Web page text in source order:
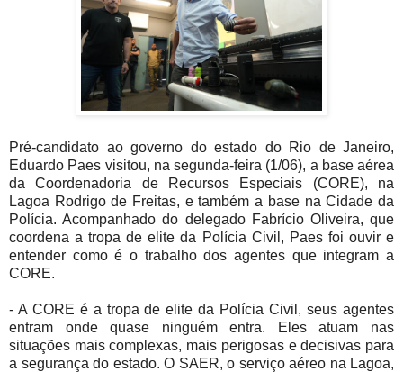
Pré-candidato ao governo do estado do Rio de Janeiro,
Eduardo Paes visitou, na segunda-feira (1/06), a base aérea
da Coordenadoria de Recursos Especiais (CORE), na
Lagoa Rodrigo de Freitas, e também a base na Cidade da
Polícia. Acompanhado do delegado Fabrício Oliveira, que
coordena a tropa de elite da Polícia Civil, Paes foi ouvir e
entender como é o trabalho dos agentes que integram a
CORE.
- A CORE é a tropa de elite da Polícia Civil, seus agentes
entram onde quase ninguém entra. Eles atuam nas
situações mais complexas, mais perigosas e decisivas para
a segurança do estado. O SAER, o serviço aéreo na Lagoa,